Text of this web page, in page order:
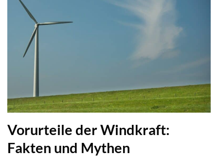
Vorurteile der Windkraft:
Fakten und Mythen